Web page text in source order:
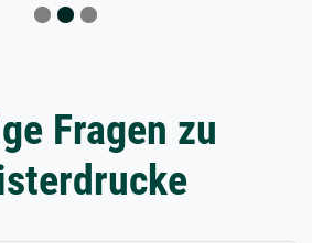
Fragen zu